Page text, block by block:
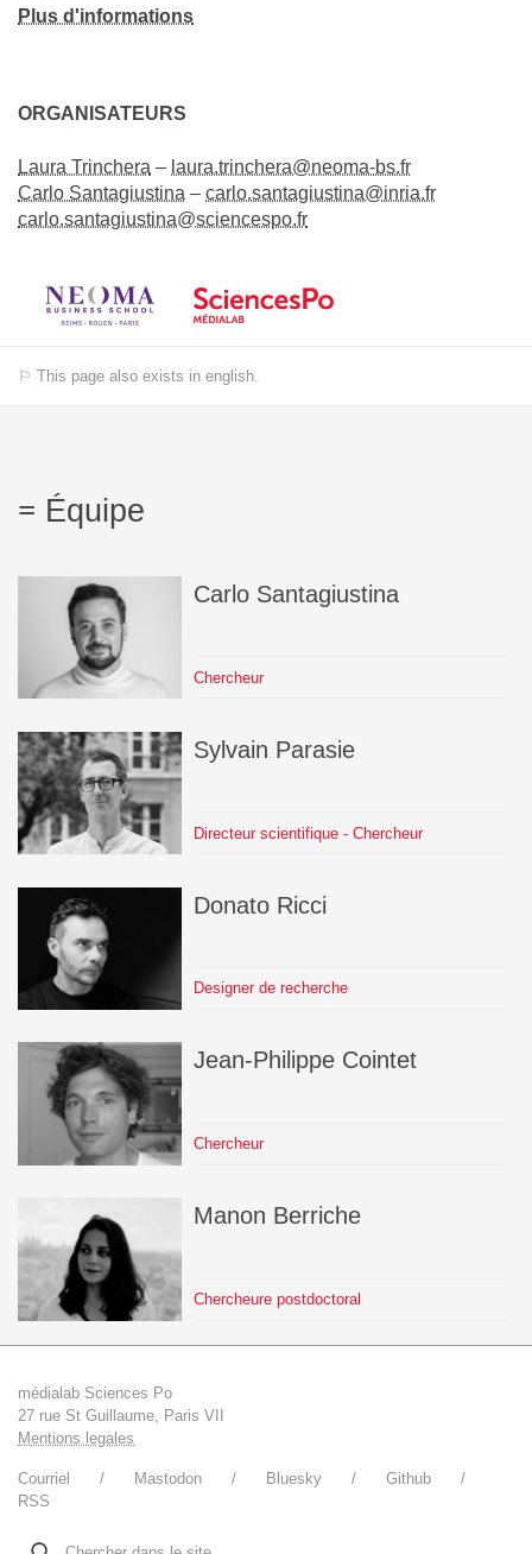
Plus d'informations
ORGANISATEURS
Laura Trinchera – laura.trinchera@neoma-bs.fr
Carlo Santagiustina – carlo.santagiustina@inria.fr
carlo.santagiustina@sciencespo.fr
⚐ This page also exists in english.
Équipe
Carlo Santagiustina
Chercheur
Sylvain Parasie
Directeur scientifique - Chercheur
Donato Ricci
Designer de recherche
Jean-Philippe Cointet
Chercheur
Manon Berriche
Chercheure postdoctoral
médialab Sciences Po
27 rue St Guillaume, Paris VII
Mentions legales
Courriel Mastodon Bluesky
Github
RSS